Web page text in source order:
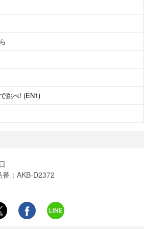
跳べ! (EN1)
：AKB-D2372